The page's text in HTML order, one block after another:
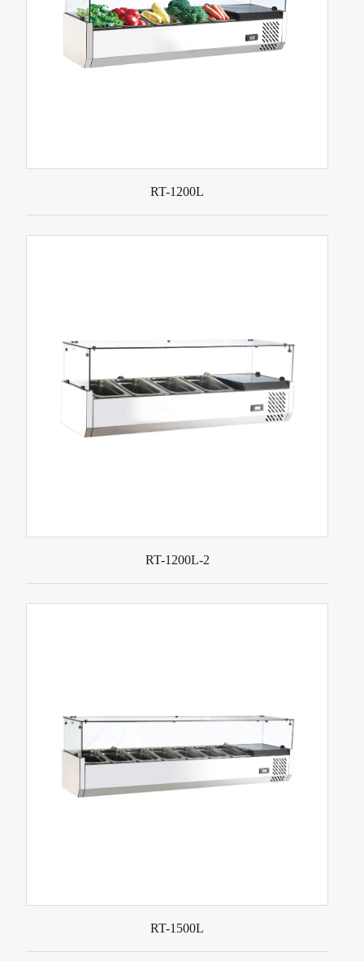
RT-1200L
RT-1200L-2
RT-1500L